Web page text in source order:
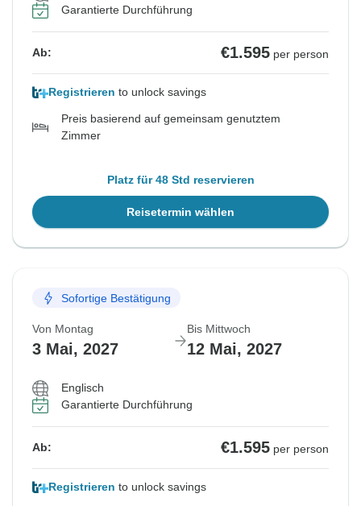
Garantierte Durchführung
Ab: €1.595 per person
Registrieren to unlock savings
Preis basierend auf gemeinsam genutztem
Zimmer
Platz für 48 Std reservieren
Reisetermin wählen
Sofortige Bestätigung
Von Montag
3 Mai, 2027
Bis Mittwoch
12 Mai, 2027
Englisch
Garantierte Durchführung
Ab: €1.595 per person
Registrieren to unlock savings